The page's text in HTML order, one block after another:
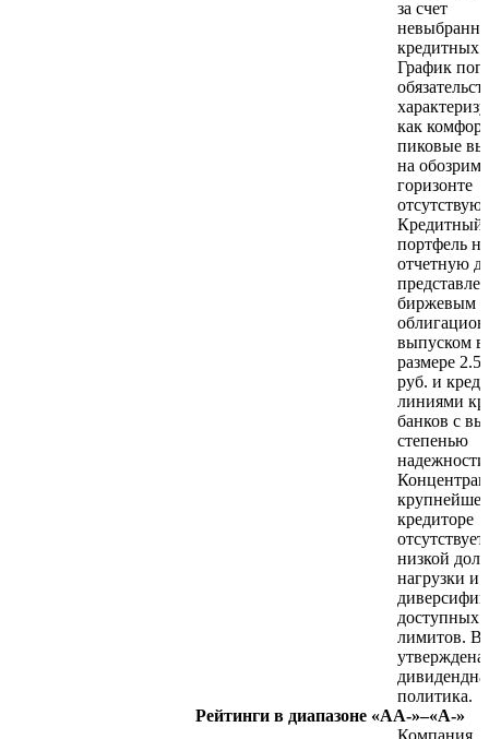
за счет
кредитных
График
как
пиковые
на
горизонте
Кредитный
портфель на
отчетную
представлен
биржевым
выпуском в
размере 2.5
руб. и
линиями
банков с
степенью
кредиторе
низкой
нагрузки и
доступных
лимитов. В
утверждена
политика.
Рейтинги в диапазоне «AA-»–«A-»
Компания